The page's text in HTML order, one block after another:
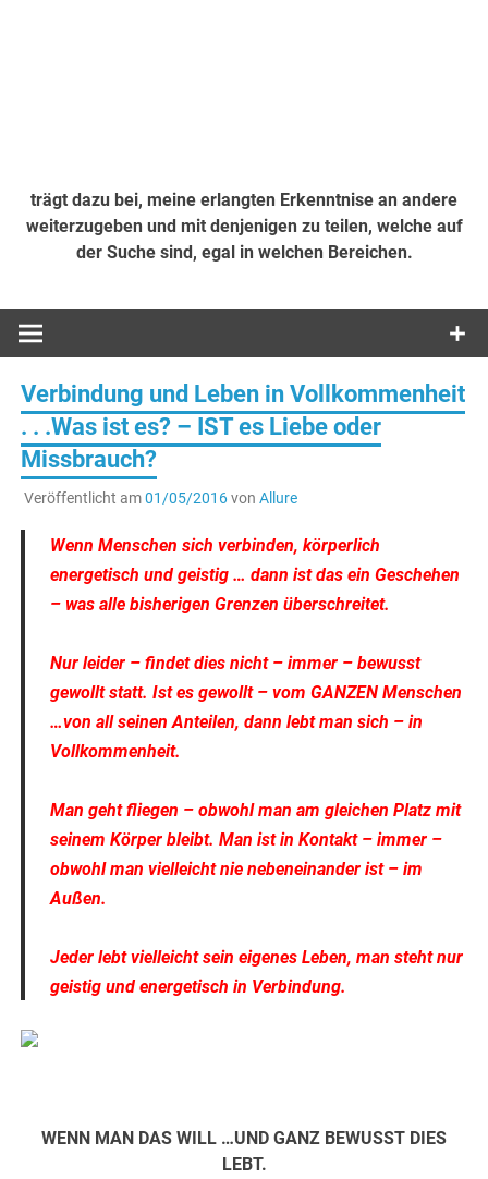
trägt dazu bei, meine erlangten Erkenntnise an andere
weiterzugeben und mit denjenigen zu teilen, welche auf
der Suche sind, egal in welchen Bereichen.
Verbindung und Leben in Vollkommenheit
. . .Was ist es? – IST es Liebe oder
Missbrauch?
Veröffentlicht am01/05/2016von Allure
Wenn Menschen sich verbinden, körperlich
energetisch und geistig … dann ist das ein Geschehen
– was alle bisherigen Grenzen überschreitet.
Nur leider – findet dies nicht – immer – bewusst
gewollt statt. Ist es gewollt – vom GANZEN Menschen
…von all seinen Anteilen, dann lebt man sich – in
Vollkommenheit.
Man geht fliegen – obwohl man am gleichen Platz mit
seinem Körper bleibt. Man ist in Kontakt – immer –
obwohl man vielleicht nie nebeneinander ist – im
Außen.
Jeder lebt vielleicht sein eigenes Leben, man steht nur
geistig und energetisch in Verbindung.
WENN MAN DAS WILL …UND GANZ BEWUSST DIES
LEBT.